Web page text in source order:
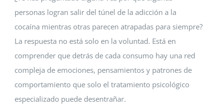
Conócenos
Contacto
personas logran salir del túnel de la adicción a la
cocaína mientras otras parecen atrapadas para siempre?
La respuesta no está solo en la voluntad. Está en
comprender que detrás de cada consumo hay una red
compleja de emociones, pensamientos y patrones de
comportamiento que solo el tratamiento psicológico
especializado puede desentrañar.